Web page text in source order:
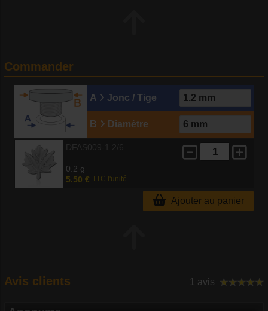
Commander
A Jonc / Tige
B Diamètre
0.2 g
5.50 € TTC l'unité
Ajouter au panier
Avis clients 1 avis